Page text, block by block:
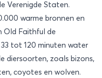
Verenigde Staten.
warme bronnen en
Old Faithful de
tot 120 minuten water
diersoorten, zoals bizons,
coyotes en wolven.